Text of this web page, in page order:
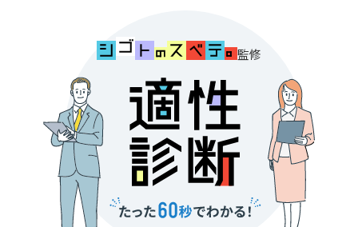
監修